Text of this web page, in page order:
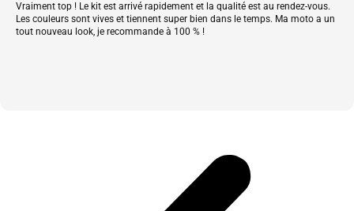
Vraiment top ! Le kit est arrivé rapidement et la qualité est au rendez-vous.
Les couleurs sont vives et tiennent super bien dans le temps. Ma moto a un
tout nouveau look, je recommande à 100 % !